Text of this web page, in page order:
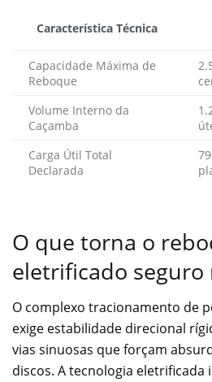
Característica Técnica
Capacidade Máxima de
Reboque
Volume Interno da
Caçamba
Carga Útil Total
Declarada
O que torna o
eletrificado seguro
O complexo tracionamento de
exige estabilidade direcional
vias sinuosas que forçam
discos. A tecnologia eletrificada